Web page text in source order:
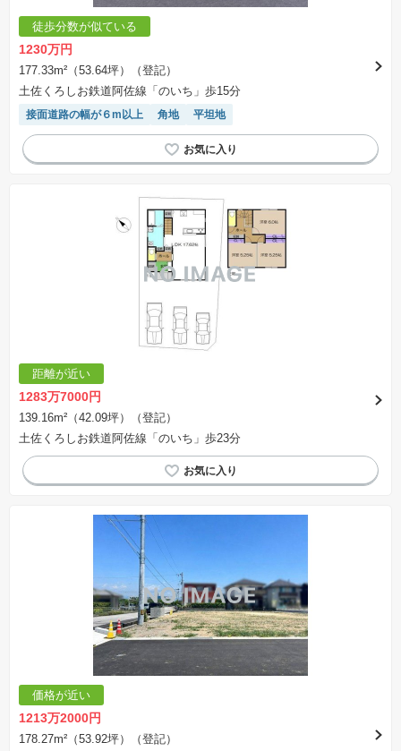
徒歩分数が似ている
1230万円
177.33m²（53.64坪）（登記）
土佐くろしお鉄道阿佐線「のいち」歩15分
接面道路の幅が６m以上 角地 平坦地
距離が近い
1283万7000円
139.16m²（42.09坪）（登記）
土佐くろしお鉄道阿佐線「のいち」歩23分
価格が近い
1213万2000円
178.27m²（53.92坪）（登記）